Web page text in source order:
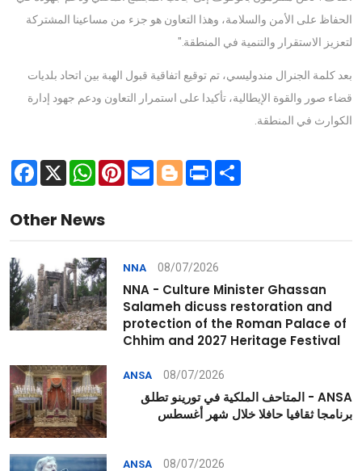
الحفاظ على الأمن والسلامة، وهذا التعاون هو جزء من مساعينا المشتركة
لتعزيز الاستقرار والتنمية في المنطقة."
بعد كلمة الجنرال مندوليسي، تم توقيع اتفاقية قبول الهبة بين اتحاد بلديات
قضاء صور والقوة الإيطالية، تأكيدا على استمرار التعاون ودعم جهود إدارة
الكوارث في المنطقة.
Facebook
X WhatsApp
Pinterest
Email BloggerPrint
Other News
NNA 08/07/2026
NNA - Culture Minister Ghassan
Salameh dicuss restoration and
protection of the Roman Palace of
Chhim and 2027 Heritage Festival
ANSA 08/07/2026
ANSA - المتاحف الملكية في تورينو تطلق
برنامجا ثقافيا حافلا خلال شهر أغسطس
ANSA 08/07/2026